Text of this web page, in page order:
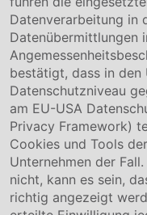
Über uns
Compliance
Karriere
Service &
Kontakt
Downloads
Datenverarbeitung in
Datenübermittlungen
bestätigt, dass in den
Datenschutzniveau
am EU-USA
Privacy Framework)
Cookies und Tools
Unternehmen der
nicht, kann es sein,
richtig angezeigt